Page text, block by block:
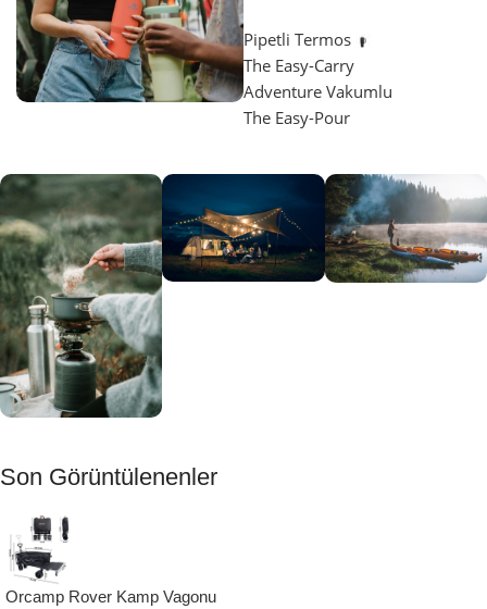
Pipetli Termos
The Easy-Carry
Adventure Vakumlu
The Easy-Pour
Muftağı
Kampçı
Şefler İçin
Keşfet
Son Görüntülenenler
Orcamp Rover Kamp Vagonu